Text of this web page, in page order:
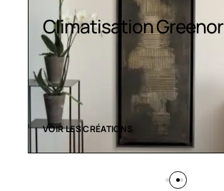
Climatisation Greenor
VOIR LES CRÉATIONS